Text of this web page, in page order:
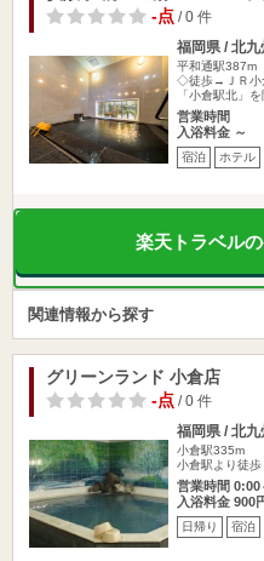
-点/ 0 件
福岡県 / 北
平和通駅387m
◇徒歩→ＪＲ小
「小倉駅北」
営業時間
入浴料金 ～
宿泊 ホテル
楽天トラベル
関連情報から探す
グリーンランド 小倉店
-点/ 0 件
福岡県 / 北
小倉駅335m
小倉駅より徒歩
営業時間 0:00
入浴料金 900
日帰り 宿泊